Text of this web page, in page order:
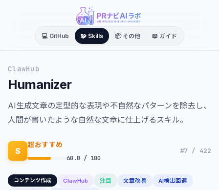
💻 GitHub 🧩 Skills 📦 その他 📖 ガイド
ClawHub
Humanizer
AI生成文章の定型的な表現や不自然なパターンを除去し、
人間が書いたような自然な文章に仕上げるスキル。
S
超おすすめ
60.0 / 100
#7 / 422
コンテンツ作成 ClawHub 注目 文章改善
AI検出回避